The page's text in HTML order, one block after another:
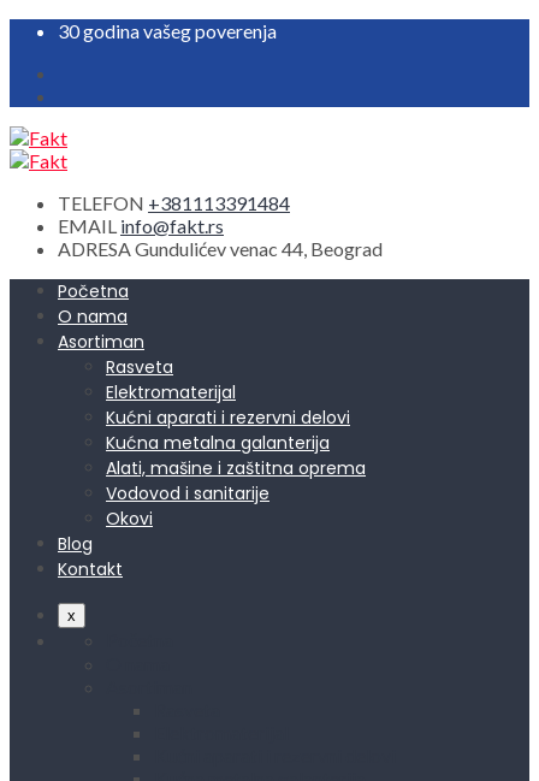
30 godina vašeg poverenja
TELEFON +381113391484
EMAIL info@fakt.rs
ADRESAGundulićev venac 44, Beograd
Početna
O nama
Asortiman
Rasveta
Elektromaterijal
Kućni aparati i rezervni delovi
Kućna metalna galanterija
Alati, mašine i zaštitna oprema
Vodovod i sanitarije
Okovi
Blog
Kontakt
x